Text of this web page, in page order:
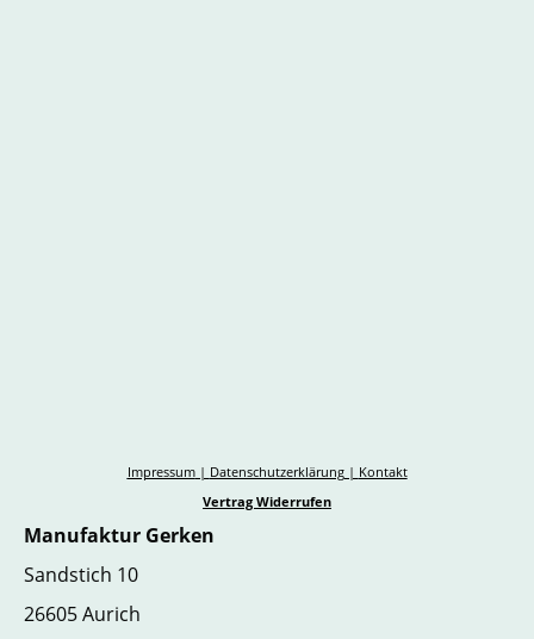
Impressum| Datenschutzerklärung| Kontakt
Vertrag Widerrufen
Manufaktur Gerken
Sandstich 10
26605 Aurich